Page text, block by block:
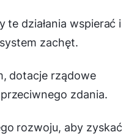
te działania wspierać i
zachęt.
dotacje rządowe
zdania.
rozwoju, aby zyskać